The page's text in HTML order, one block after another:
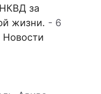
за
жизни. - 6
Новости